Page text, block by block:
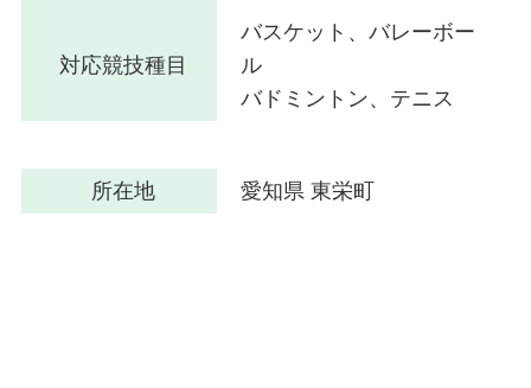
対応競技種目
バスケット、バレーボー
ル
バドミントン、テニス
所在地 愛知県 東栄町